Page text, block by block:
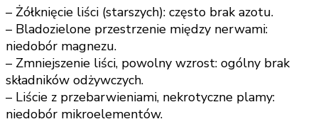
– Żółknięcie liści (starszych): często brak azotu.
– Bladozielone przestrzenie między nerwami:
niedobór magnezu.
– Zmniejszenie liści, powolny wzrost: ogólny brak
składników odżywczych.
– Liście z przebarwieniami, nekrotyczne plamy:
niedobór mikroelementów.